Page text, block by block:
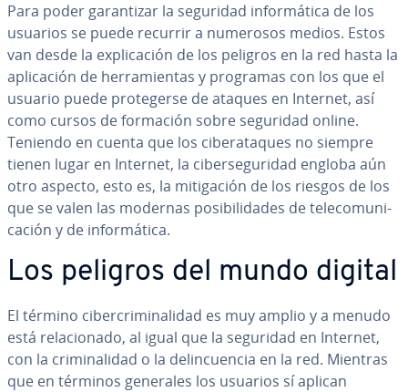
Para poder ga­ra­n­ti­zar la seguridad in­fo­r­má­ti­ca de los
usuarios se puede recurrir a numerosos medios. Estos
van desde la ex­pli­ca­ción de los peligros en la red hasta la
apli­ca­ción de he­rra­mie­n­tas y programas con los que el
usuario puede pro­te­ge­r­se de ataques en Internet, así
como cursos de formación sobre seguridad online.
Teniendo en cuenta que los ci­ber­ata­ques no siempre
tienen lugar en Internet, la ci­be­r­se­gu­ri­dad engloba aún
otro aspecto, esto es, la mi­ti­ga­ción de los riesgos de los
que se valen las modernas po­si­bi­li­da­des de te­le­co­mu­ni­
ca­ción y de in­fo­r­má­ti­ca.
Los peligros del mundo digital
El término ci­be­r­cri­mi­na­li­dad es muy amplio y a menudo
está re­la­cio­na­do, al igual que la seguridad en Internet,
con la cri­mi­na­li­dad o la de­li­n­cue­n­cia en la red. Mientras
que en términos generales los usuarios sí aplican